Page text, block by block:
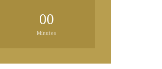
00
Minutes